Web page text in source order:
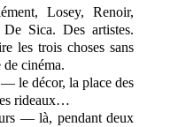
Losey, Renoir,
Sica. Des artistes.
les trois choses sans
de cinéma.
le décor, la place des
rideaux…
— là, pendant deux